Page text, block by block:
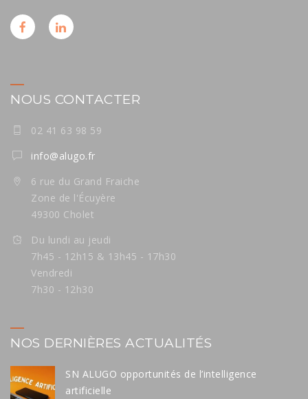
NOUS CONTACTER
02 41 63 98 59
info@alugo.fr
6 rue du Grand Fraiche
Zone de l'Écuyère
49300 Cholet
Du lundi au jeudi
7h45 - 12h15 & 13h45 - 17h30
Vendredi
7h30 - 12h30
NOS DERNIÈRES ACTUALITÉS
SN ALUGO opportunités de l’intelligence
artificielle